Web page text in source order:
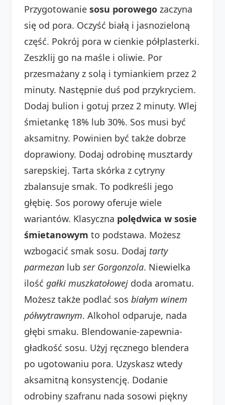
Przygotowanie sosu porowego zaczyna
się od pora. Oczyść białą i jasnozieloną
część. Pokrój pora w cienkie półplasterki.
Zeszklij go na maśle i oliwie. Por
przesmażany z solą i tymiankiem przez 2
minuty. Następnie duś pod przykryciem.
Dodaj bulion i gotuj przez 2 minuty. Wlej
śmietankę 18% lub 30%. Sos musi być
aksamitny. Powinien być także dobrze
doprawiony. Dodaj odrobinę musztardy
sarepskiej. Tarta skórka z cytryny
zbalansuje smak. To podkreśli jego
głębię. Sos porowy oferuje wiele
wariantów. Klasyczna polędwica w sosie
śmietanowym to podstawa. Możesz
wzbogacić smak sosu. Dodaj tarty
parmezan lub ser Gorgonzola. Niewielka
ilość gałki muszkatołowej doda aromatu.
Możesz także podlać sos białym winem
półwytrawnym. Alkohol odparuje, nada
głębi smaku. Blendowanie-zapewnia-
gładkość sosu. Użyj ręcznego blendera
po ugotowaniu pora. Uzyskasz wtedy
aksamitną konsystencję. Dodanie
odrobiny szafranu nada sosowi piękny